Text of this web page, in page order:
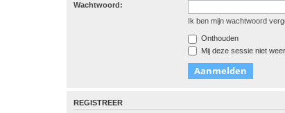
Wachtwoord:
Ik ben mijn wachtwoord
Onthouden
Mij deze sessie niet
REGISTREER